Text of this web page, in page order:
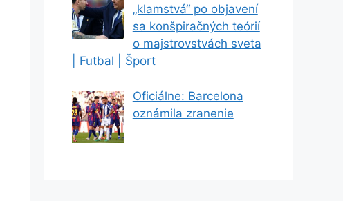
„klamstvá“ po objavení
sa konšpiračných teórií
o majstrovstvách sveta
| Futbal | Šport
Oficiálne: Barcelona
oznámila zranenie